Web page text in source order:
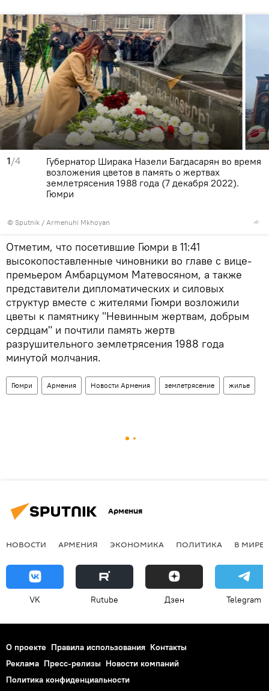
1/4
© Sputnik / Armenuhi Mkhoyan
Губернатор Ширака Назели Багдасарян во время
возложения цветов в память о жертвах
землетрясения 1988 года (7 декабря 2022).
Гюмри
Отметим, что посетившие Гюмри в 11:41
высокопоставленные чиновники во главе с вице-
премьером Амбарцумом Матевосяном, а также
представители дипломатических и силовых
структур вместе с жителями Гюмри возложили
цветы к памятнику "Невинным жертвам, добрым
сердцам" и почтили память жертв
разрушительного землетрясения 1988 года
минутой молчания.
Гюмри Армения Новости Армения землетрясение жилье
Армения
НОВОСТИ АРМЕНИЯ ЭКОНОМИКА ПОЛИТИКА В МИРЕ
VK Rutube Дзен Telegram
О проекте Правила использования Контакты
Реклама Пресс-релизы Новости компаний
Политика конфиденциальности